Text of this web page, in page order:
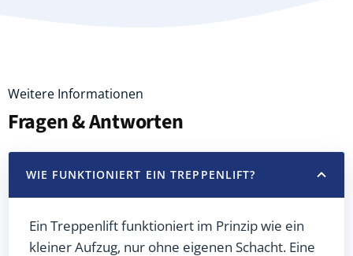
Weitere Informationen
Fragen & Antworten
WIE FUNKTIONIERT EIN TREPPENLIFT?
Ein Treppenlift funktioniert im Prinzip wie ein
kleiner Aufzug, nur ohne eigenen Schacht. Eine